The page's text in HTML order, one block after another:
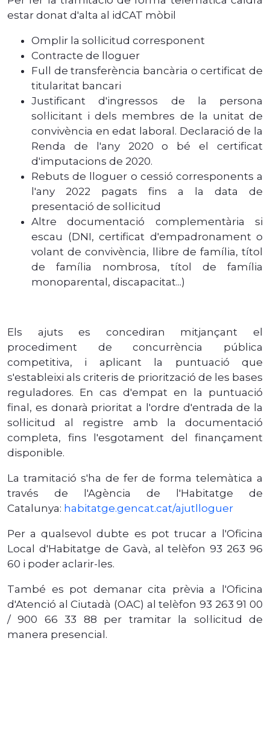
estar donat d'alta al idCAT mòbil
Omplir la sol·licitud corresponent
Contracte de lloguer
Full de transferència bancària o certificat de
titularitat bancari
Justificant d'ingressos de la persona
sol·licitant i dels membres de la unitat de
convivència en edat laboral. Declaració de la
Renda de l'any 2020 o bé el certificat
d'imputacions de 2020.
Rebuts de lloguer o cessió corresponents a
l'any 2022 pagats fins a la data de
presentació de sol·licitud
Altre documentació complementària si
escau (DNI, certificat d'empadronament o
volant de convivència, llibre de família, títol
de família nombrosa, títol de família
monoparental, discapacitat...)
Els ajuts es concediran mitjançant el
procediment de concurrència pública
competitiva, i aplicant la puntuació que
s'estableixi als criteris de priorització de les bases
reguladores. En cas d'empat en la puntuació
final, es donarà prioritat a l'ordre d'entrada de la
sol·licitud al registre amb la documentació
completa, fins l'esgotament del finançament
disponible.
La tramitació s'ha de fer de forma telemàtica a
través de l'Agència de l'Habitatge de
Catalunya: habitatge.gencat.cat/ajutlloguer
Per a qualsevol dubte es pot trucar a l'Oficina
Local d'Habitatge de Gavà, al telèfon 93 263 96
60 i poder aclarir-les.
També es pot demanar cita prèvia a l'Oficina
d'Atenció al Ciutadà (OAC) al telèfon 93 263 91 00
/ 900 66 33 88 per tramitar la sol·licitud de
manera presencial.